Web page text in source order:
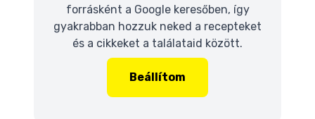
forrásként a Google keresőben, így
gyakrabban hozzuk neked a recepteket
és a cikkeket a találataid között.
Beállítom